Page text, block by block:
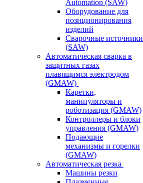
Automation (SAW)
Оборудование для
позиционирования
изделий
Сварочные источники
(SAW)
Автоматическая сварка в
защитных газах
плавящимся электродом
(GMAW)
Каретки,
манипуляторы и
роботизация (GMAW)
Контроллеры и блоки
управления (GMAW)
Подающие
механизмы и горелки
(GMAW)
Автоматическая резка
Машины резки